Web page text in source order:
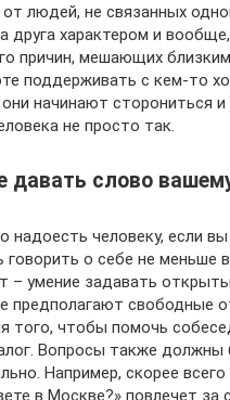
людей, не связанных
друга характером и
причин, мешающих
поддерживать с кем-то
начинают сторониться и
не просто так.
давать слово
надоесть человеку, если
о себе не меньше
– умение задавать
предполагают свободные
того, чтобы помочь
Вопросы также должны
Например, скорее всего
в Москве?» повлечет за